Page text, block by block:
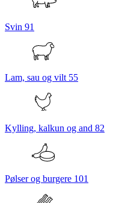
Svin 91
Lam, sau og vilt 55
Kylling, kalkun og and 82
Pølser og burgere 101